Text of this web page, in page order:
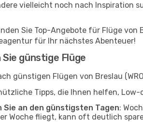
vielleicht noch nach Inspiration
Sie Top-Angebote für Flüge von
für Ihr nächstes Abenteuer!
günstige Flüge
günstigen Flügen von Breslau
Tipps, die Ihnen helfen,
Sie an den günstigsten Tagen:
Woche fliegt, kann oft deutlich